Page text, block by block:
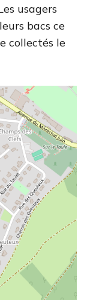
usagers
bacs ce
collectés le